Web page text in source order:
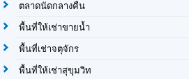
ตลาดนัดกลางคืน
พื้นที่ให้เช่าขายน้ำ
พื้นที่เช่าจตุจักร
พื้นที่ให้เช่าสุขุมวิท